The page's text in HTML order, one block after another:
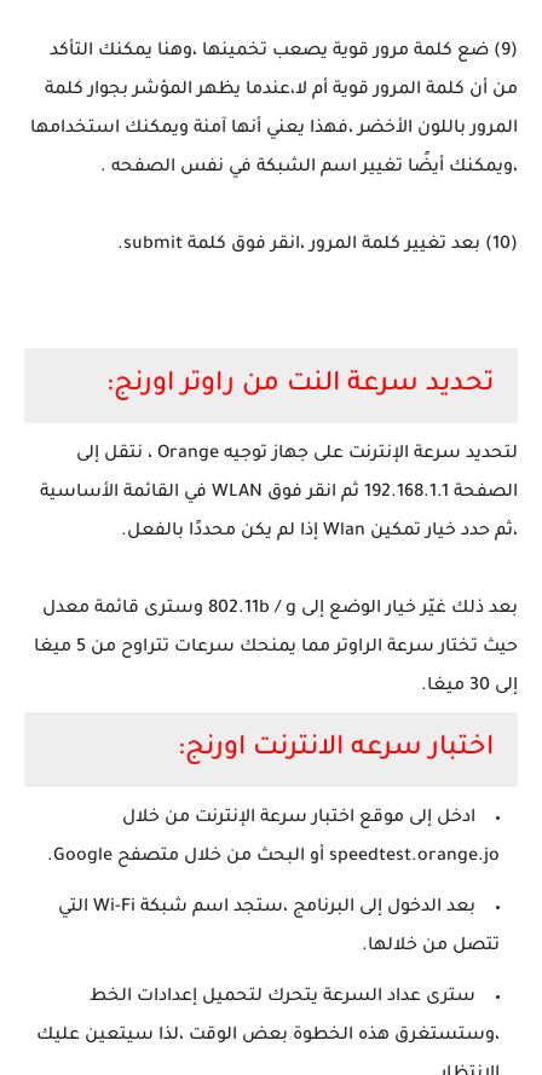
(9) ضع كلمة مرور قوية يصعب تخمينها ،وهنا يمكنك التأكد
من أن كلمة المرور قوية أم لا،عندما يظهر المؤشر بجوار كلمة
المرور باللون الأخضر ،فهذا يعني أنها آمنة ويمكنك استخدامها
،ويمكنك أيضًا تغيير اسم الشبكة في نفس الصفحه .
(10) بعد تغيير كلمة المرور ،انقر فوق كلمة submit.
تحديد سرعة النت من راوتر اورنج:
لتحديد سرعة الإنترنت على جهاز توجيه Orange ، نتقل إلى
الصفحة 192.168.1.1 ثم انقر فوق WLAN في القائمة الأساسية
،ثم حدد خيار تمكين Wlan إذا لم يكن محددًا بالفعل.
بعد ذلك غيّر خيار الوضع إلى 802.11b / g وسترى قائمة معدل
حيث تختار سرعة الراوتر مما يمنحك سرعات تتراوح من 5 ميغا
إلى 30 ميغا.
اختبار سرعه الانترنت اورنج:
ادخل إلى موقع اختبار سرعة الإنترنت من خلال
speedtest.orange.jo أو البحث من خلال متصفح Google.
بعد الدخول إلى البرنامج ،ستجد اسم شبكة Wi-Fi التي
تتصل من خلالها.
سترى عداد السرعة يتحرك لتحميل إعدادات الخط
،وستستغرق هذه الخطوة بعض الوقت ،لذا سيتعين عليك